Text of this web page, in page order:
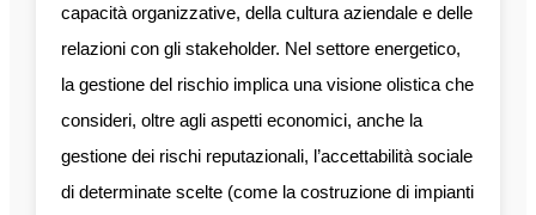
capacità organizzative, della cultura aziendale e delle
relazioni con gli stakeholder. Nel settore energetico,
la gestione del rischio implica una visione olistica che
consideri, oltre agli aspetti economici, anche la
gestione dei rischi reputazionali, l’accettabilità sociale
di determinate scelte (come la costruzione di impianti